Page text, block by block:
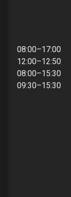
08:00–17:00
12:00–12:50
08:00–15:30
09:30–15:30